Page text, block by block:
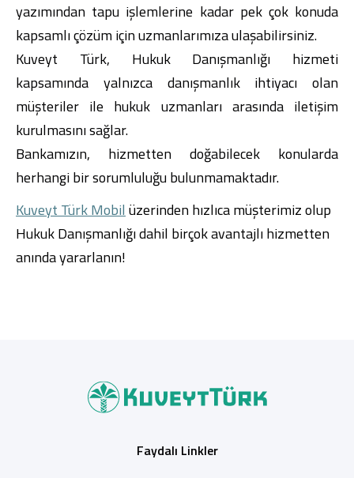
Dijital Bankacılık Hakkımızda Finans Portalı
Yatırımcı İlişkileri
Şube ve ATM’ler
Ürün ve Hizmet Ücretleri
Englishالعربية
Dijital Bankacılık Hakkımızda Finans Portalı
Yatırımcı İlişkileri
Şube ve ATM’ler
İletişim
Ürün ve Hizmet Ücretleri
Englishالعربية
yazımından tapu işlemlerine kadar pek çok konuda
kapsamlı çözüm için uzmanlarımıza ulaşabilirsiniz.
Kuveyt Türk, Hukuk Danışmanlığı hizmeti
kapsamında yalnızca danışmanlık ihtiyacı olan
müşteriler ile hukuk uzmanları arasında iletişim
kurulmasını sağlar.
Bankamızın, hizmetten doğabilecek konularda
herhangi bir sorumluluğu bulunmamaktadır.
Kuveyt Türk Mobil üzerinden hızlıca müşterimiz olup
Hukuk Danışmanlığı dahil birçok avantajlı hizmetten
anında yararlanın!
Faydalı Linkler